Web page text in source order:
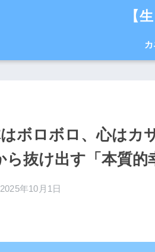
【
はボロボロ、心はカ
抜け出す「本質的
2025年10月1日